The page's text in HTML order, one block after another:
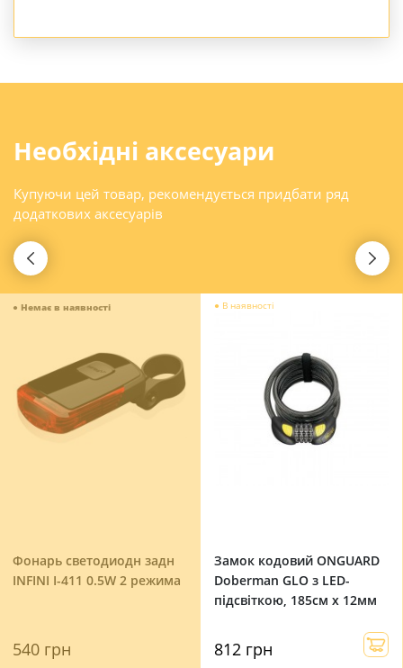
Необхідні аксесуари
Купуючи цей товар, рекомендується придбати ряд
додаткових аксесуарів
● Немає в наявності
Фонарь светодиодн задн
INFINI I-411 0.5W 2 режима
540 грн
● В наявності
Замок кодовий ONGUARD
Doberman GLO з LED-
підсвіткою, 185см х 12мм
812 грн